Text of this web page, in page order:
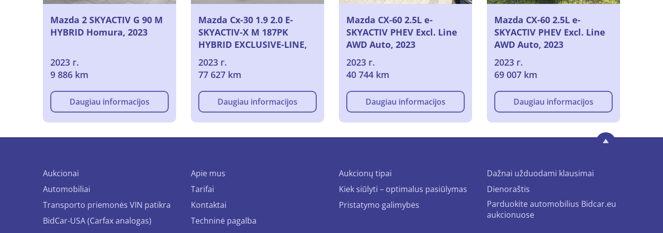
Mazda 2 SKYACTIV G 90 M
HYBRID Homura, 2023
2023 г.
9 886 km
Daugiau informacijos
Mazda Cx-30 1.9 2.0 E-
SKYACTIV-X M 187PK
HYBRID EXCLUSIVE-LINE,
2023
2023 г.
77 627 km
Daugiau informacijos
Mazda CX-60 2.5L e-
SKYACTIV PHEV Excl. Line
AWD Auto, 2023
2023 г.
40 744 km
Daugiau informacijos
Mazda CX-60 2.5L e-
SKYACTIV PHEV Excl. Line
AWD Auto, 2023
2023 г.
69 007 km
Daugiau informacijos
Aukcionai
Automobiliai
Transporto priemonės VIN patikra
BidCar-USA (Carfax analogas)
Apie mus
Tarifai
Kontaktai
Techninė pagalba
Aukcionų tipai
Kiek siūlyti – optimalus pasiūlymas
Pristatymo galimybės
Dažnai užduodami klausimai
Dienoraštis
Parduokite automobilius Bidcar.eu
aukcionuose